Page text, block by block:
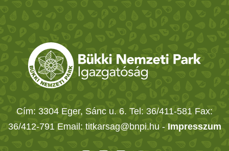
Cím: 3304 Eger, Sánc u. 6. Tel: 36/411-581 Fax:
36/412-791 Email: titkarsag@bnpi.hu - Impresszum